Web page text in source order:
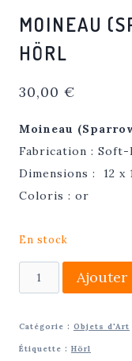
MOINEAU
HÖRL
30,00 €
Moineau
Fabrication : Soft-
Dimensions : 12 x
Coloris : or
En stock
quantité
de
Ajouter
Catégorie : Objets d'Art
Étiquette : Hörl